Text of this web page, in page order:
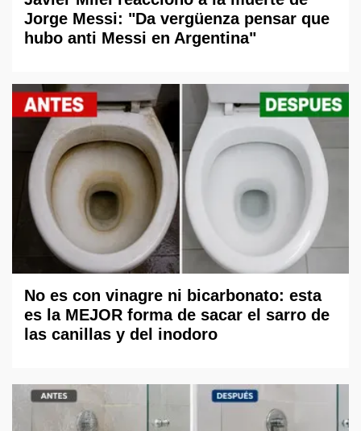
Jorge Messi: "Da vergüenza pensar que
hubo anti Messi en Argentina"
No es con vinagre ni bicarbonato: esta
es la MEJOR forma de sacar el sarro de
las canillas y del inodoro